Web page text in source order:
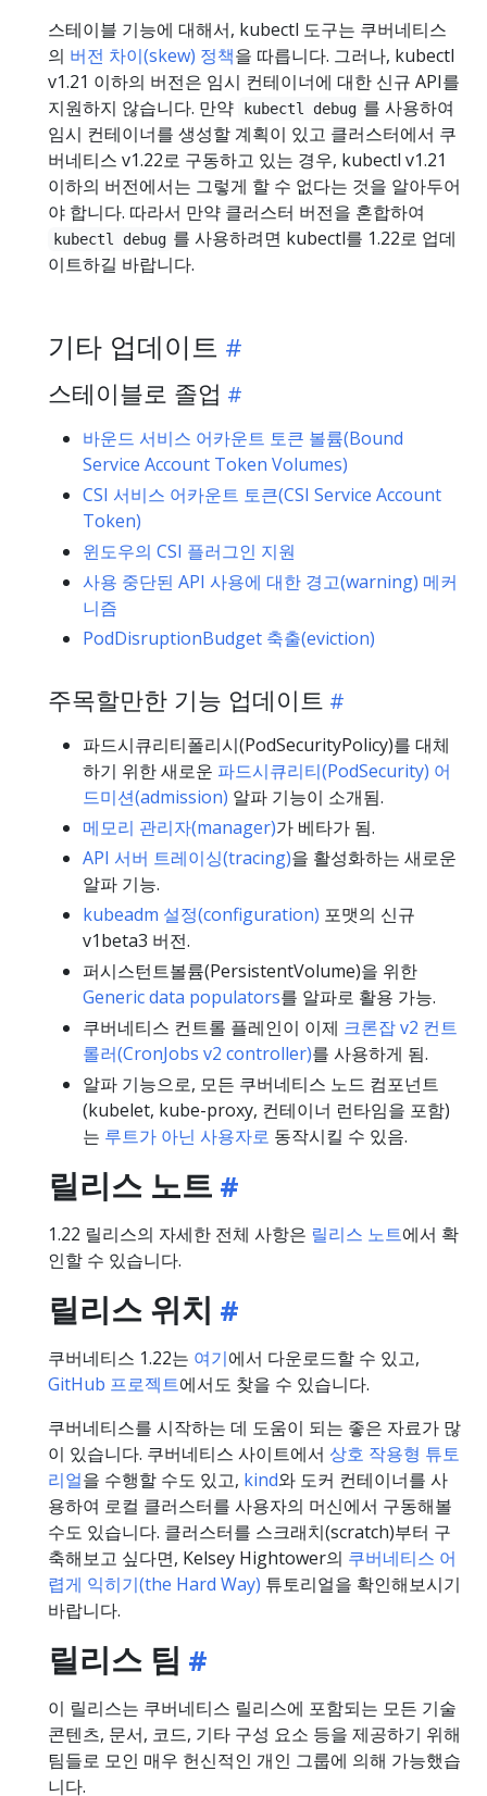
스테이블 기능에 대해서, kubectl 도구는 쿠버네티스
의 버전 차이(skew) 정책을 따릅니다. 그러나, kubectl
v1.21 이하의 버전은 임시 컨테이너에 대한 신규 API를
지원하지 않습니다. 만약
kubectl debug 를 사용하여
임시 컨테이너를 생성할 계획이 있고 클러스터에서 쿠
버네티스 v1.22로 구동하고 있는 경우, kubectl v1.21
이하의 버전에서는 그렇게 할 수 없다는 것을 알아두어
야 합니다. 따라서 만약 클러스터 버전을 혼합하여
kubectl debug 를 사용하려면 kubectl를 1.22로 업데
이트하길 바랍니다.
기타 업데이트
스테이블로 졸업
바운드 서비스 어카운트 토큰 볼륨(Bound
Service Account Token Volumes)
CSI 서비스 어카운트 토큰(CSI Service Account
Token)
윈도우의 CSI 플러그인 지원
사용 중단된 API 사용에 대한 경고(warning) 메커
니즘
PodDisruptionBudget 축출(eviction)
주목할만한 기능 업데이트
파드시큐리티폴리시(PodSecurityPolicy)를 대체
하기 위한 새로운 파드시큐리티(PodSecurity) 어
드미션(admission) 알파 기능이 소개됨.
메모리 관리자(manager)가 베타가 됨.
API 서버 트레이싱(tracing)을 활성화하는 새로운
알파 기능.
kubeadm 설정(configuration) 포맷의 신규
v1beta3 버전.
퍼시스턴트볼륨(PersistentVolume)을 위한
Generic data populators를 알파로 활용 가능.
쿠버네티스 컨트롤 플레인이 이제 크론잡 v2 컨트
롤러(CronJobs v2 controller)를 사용하게 됨.
알파 기능으로, 모든 쿠버네티스 노드 컴포넌트
(kubelet, kube-proxy, 컨테이너 런타임을 포함)
는 루트가 아닌 사용자로 동작시킬 수 있음.
릴리스 노트
1.22 릴리스의 자세한 전체 사항은 릴리스 노트에서 확
인할 수 있습니다.
릴리스 위치
쿠버네티스 1.22는 여기에서 다운로드할 수 있고,
GitHub 프로젝트에서도 찾을 수 있습니다.
쿠버네티스를 시작하는 데 도움이 되는 좋은 자료가 많
이 있습니다. 쿠버네티스 사이트에서 상호 작용형 튜토
리얼을 수행할 수도 있고, kind와 도커 컨테이너를 사
용하여 로컬 클러스터를 사용자의 머신에서 구동해볼
수도 있습니다. 클러스터를 스크래치(scratch)부터 구
축해보고 싶다면, Kelsey Hightower의 쿠버네티스 어
렵게 익히기(the Hard Way) 튜토리얼을 확인해보시기
바랍니다.
릴리스 팀
이 릴리스는 쿠버네티스 릴리스에 포함되는 모든 기술
콘텐츠, 문서, 코드, 기타 구성 요소 등을 제공하기 위해
팀들로 모인 매우 헌신적인 개인 그룹에 의해 가능했습
니다.